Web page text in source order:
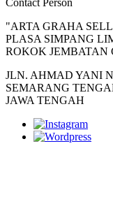
"ARTA GRAHA
PLASA SIMPANG
ROKOK JEMBATAN
JLN. AHMAD YANI
SEMARANG
JAWA TENGAH